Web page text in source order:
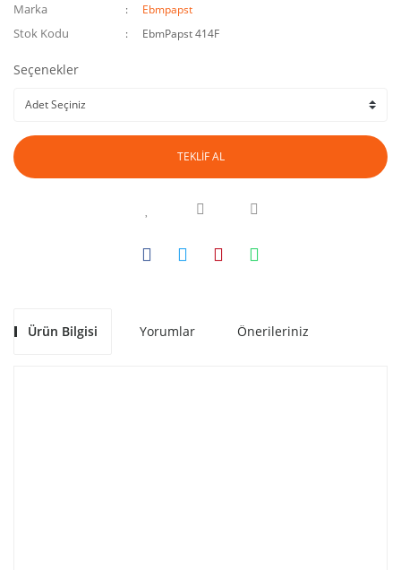
Marka Ebmpapst
Stok Kodu EbmPapst 414F
Seçenekler
TEKLİF AL
Ürün Bilgisi Yorumlar Önerileriniz